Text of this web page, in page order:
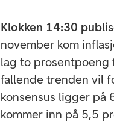
Klokken 14:30
november kom
lag to prosentpoeng
fallende trenden vil
konsensus ligger på
kommer inn på 5,5